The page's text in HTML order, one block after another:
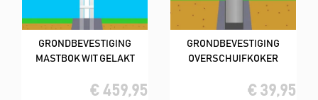
GRONDBEVESTIGING
MASTBOK WIT GELAKT
€ 459,95
GRONDBEVESTIGING
OVERSCHUIFKOKER
€ 39,95